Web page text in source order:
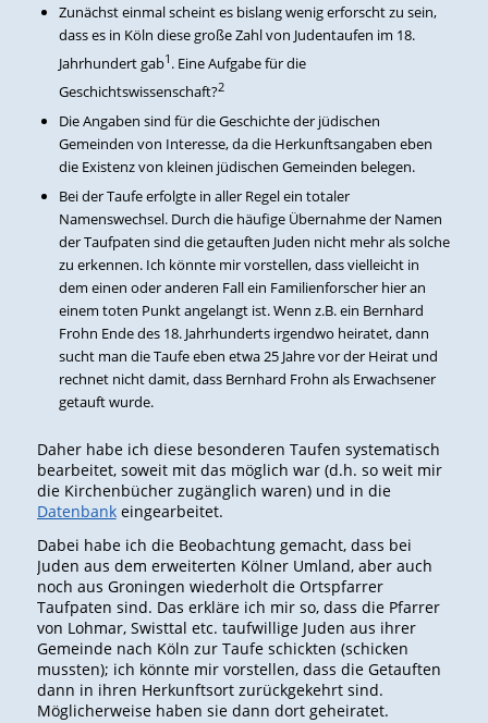
Zunächst einmal scheint es bislang wenig erforscht zu sein,
dass es in Köln diese große Zahl von Judentaufen im 18.
Jahrhundert gab1 . Eine Aufgabe für die
Geschichtswissenschaft?2
Die Angaben sind für die Geschichte der jüdischen
Gemeinden von Interesse, da die Herkunftsangaben eben
die Existenz von kleinen jüdischen Gemeinden belegen.
Bei der Taufe erfolgte in aller Regel ein totaler
Namenswechsel. Durch die häufige Übernahme der Namen
der Taufpaten sind die getauften Juden nicht mehr als solche
zu erkennen. Ich könnte mir vorstellen, dass vielleicht in
dem einen oder anderen Fall ein Familienforscher hier an
einem toten Punkt angelangt ist. Wenn z.B. ein Bernhard
Frohn Ende des 18. Jahrhunderts irgendwo heiratet, dann
sucht man die Taufe eben etwa 25 Jahre vor der Heirat und
rechnet nicht damit, dass Bernhard Frohn als Erwachsener
getauft wurde.
Daher habe ich diese besonderen Taufen systematisch
bearbeitet, soweit mit das möglich war (d.h. so weit mir
die Kirchenbücher zugänglich waren) und in die
Datenbankeingearbeitet.
Dabei habe ich die Beobachtung gemacht, dass bei
Juden aus dem erweiterten Kölner Umland, aber auch
noch aus Groningen wiederholt die Ortspfarrer
Taufpaten sind. Das erkläre ich mir so, dass die Pfarrer
von Lohmar, Swisttal etc. taufwillige Juden aus ihrer
Gemeinde nach Köln zur Taufe schickten (schicken
mussten); ich könnte mir vorstellen, dass die Getauften
dann in ihren Herkunftsort zurückgekehrt sind.
Möglicherweise haben sie dann dort geheiratet.